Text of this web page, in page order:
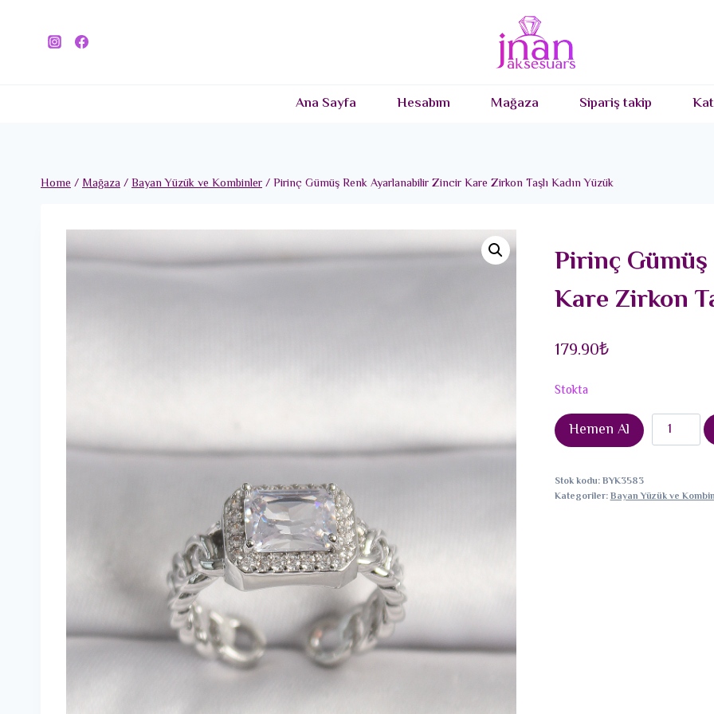
Ana Sayfa Hesabım Mağaza Sipariş takip
Home/Mağaza/Bayan Yüzük ve Kombinler/Pirinç Gümüş Renk Ayarlanabilir Zincir Kare Zirkon Taşlı Kadın Yüzük
Pirinç
Kare Zirkon
179.90₺
Stokta
Hemen Al
Pirinç
Gümüş
Stok kodu:BYK3583
Kategoriler:Bayan Yüzük ve